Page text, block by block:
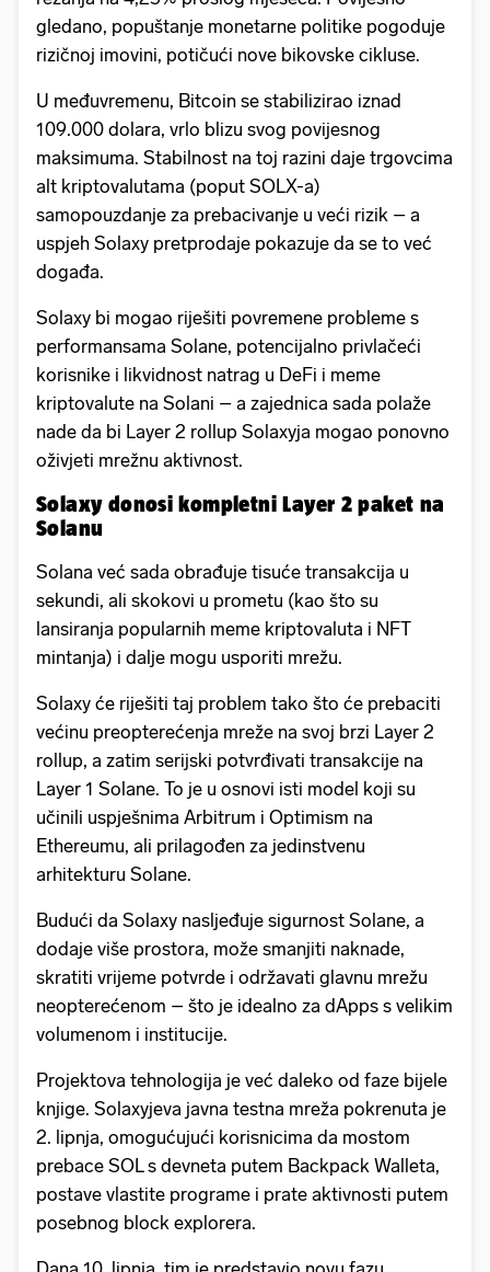
gledano, popuštanje monetarne politike pogoduje
rizičnoj imovini, potičući nove bikovske cikluse.
U međuvremenu, Bitcoin se stabilizirao iznad
109.000 dolara, vrlo blizu svog povijesnog
maksimuma. Stabilnost na toj razini daje trgovcima
alt kriptovalutama (poput SOLX-a)
samopouzdanje za prebacivanje u veći rizik – a
uspjeh Solaxy pretprodaje pokazuje da se to već
događa.
Solaxy bi mogao riješiti povremene probleme s
performansama Solane, potencijalno privlačeći
korisnike i likvidnost natrag u DeFi i meme
kriptovalute na Solani – a zajednica sada polaže
nade da bi Layer 2 rollup Solaxyja mogao ponovno
oživjeti mrežnu aktivnost.
Solaxy donosi kompletni Layer 2 paket na
Solanu
Solana već sada obrađuje tisuće transakcija u
sekundi, ali skokovi u prometu (kao što su
lansiranja popularnih meme kriptovaluta i NFT
mintanja) i dalje mogu usporiti mrežu.
Solaxy će riješiti taj problem tako što će prebaciti
većinu preopterećenja mreže na svoj brzi Layer 2
rollup, a zatim serijski potvrđivati transakcije na
Layer 1 Solane. To je u osnovi isti model koji su
učinili uspješnima Arbitrum i Optimism na
Ethereumu, ali prilagođen za jedinstvenu
arhitekturu Solane.
Budući da Solaxy nasljeđuje sigurnost Solane, a
dodaje više prostora, može smanjiti naknade,
skratiti vrijeme potvrde i održavati glavnu mrežu
neopterećenom – što je idealno za dApps s velikim
volumenom i institucije.
Projektova tehnologija je već daleko od faze bijele
knjige. Solaxyjeva javna testna mreža pokrenuta je
2. lipnja, omogućujući korisnicima da mostom
prebace SOL s devneta putem Backpack Walleta,
postave vlastite programe i prate aktivnosti putem
posebnog block explorera.